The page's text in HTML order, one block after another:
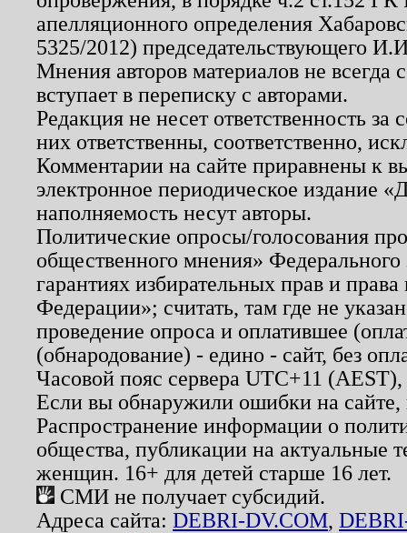
апелляционного определения
5325/2012) председательствующего
Мнения авторов материалов не
вступает в переписку с авторами.
Редакция не несет ответственность
них ответственны, соответственно,
Комментарии на сайте приравнены к
электронное периодическое издание
наполняемость несут авторы.
Политические опросы/голосования
общественного мнения»
гарантиях избирательных прав и
Федерации»; считать, там где не
проведение опроса и оплатившее
(обнародование) - едино - сайт, без
Часовой пояс сервера UTC+11
Если вы обнаружили ошибки на
Распространение информации о
общества, публикации на актуальные
женщин. 16+ для детей старше 16 лет.
СМИ не получает субсидий.
Адреса сайта: DEBRI-DV.COM,